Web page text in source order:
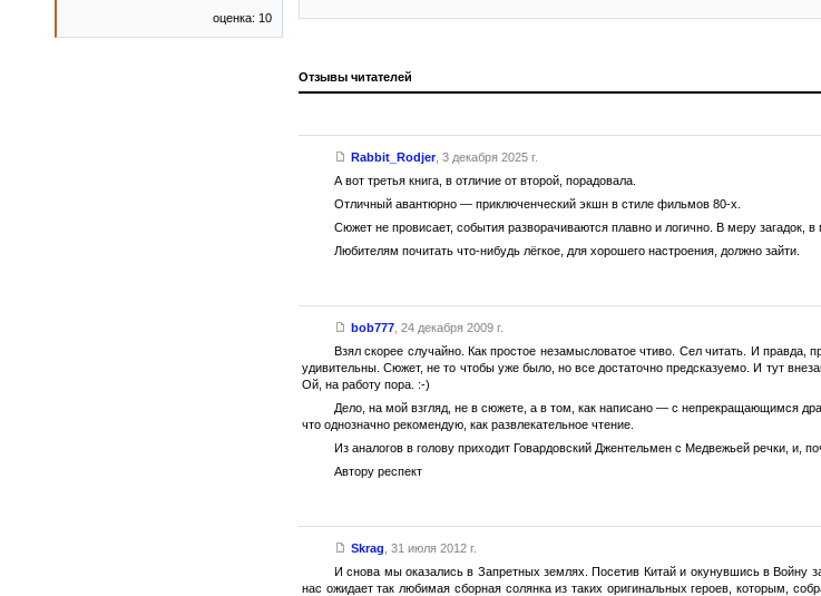
Отзывы читателей
Rabbit_Rodjer, 3 декабря 2025 г.
А вот третья книга, в отличие от второй, порадовала.
Отличный авантюрно — приключенческий экшн в стиле фильмов 80-х.
Сюжет не провисает, события разворачиваются плавно и логично. В меру загадок,
Любителям почитать что-нибудь лёгкое, для хорошего настроения, должно зайти.
bob777, 24 декабря 2009 г.
Взял скорее случайно. Как простое незамысловатое чтиво. Сел читать. И
удивительны. Сюжет, не то чтобы уже было, но все достаточно предсказуемо. И тут
Ой, на работу пора. :-)
Дело, на мой взгляд, не в сюжете, а в том, как написано — с непрекращающимся
что однозначно рекомендую, как развлекательное чтение.
Из аналогов в голову приходит Говардовский Джентельмен с Медвежьей речки,
Автору респект
Skrag 31 июля 2012 г.
И снова мы оказались в Запретных землях. Посетив Китай и окунувшись в
нас ожидает так любимая сборная солянка из таких оригинальных героев, которым,
оценка: 10